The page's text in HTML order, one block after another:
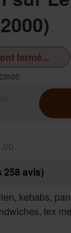
fermé...
258 avis)
kebabs,
tex